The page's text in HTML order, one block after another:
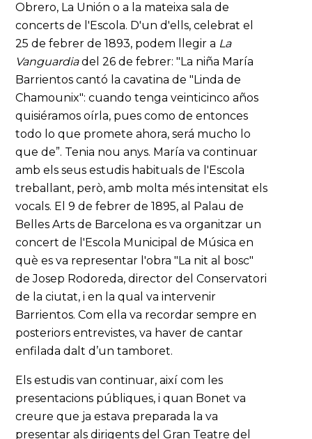
Obrero, La Unión o a la mateixa sala de
concerts de l'Escola. D'un d'ells, celebrat el
25 de febrer de 1893, podem llegir a La
Vanguardiadel 26 de febrer: "La niña María
Barrientos cantó la cavatina de "Linda de
Chamounix": cuando tenga veinticinco años
quisiéramos oírla, pues como de entonces
todo lo que promete ahora, será mucho lo
que de”. Tenia nou anys. María va continuar
amb els seus estudis habituals de l'Escola
treballant, però, amb molta més intensitat els
vocals. El 9 de febrer de 1895, al Palau de
Belles Arts de Barcelona es va organitzar un
concert de l'Escola Municipal de Música en
què es va representar l'obra "La nit al bosc"
de Josep Rodoreda, director del Conservatori
de la ciutat, i en la qual va intervenir
Barrientos. Com ella va recordar sempre en
posteriors entrevistes, va haver de cantar
enfilada dalt d’un tamboret.
Els estudis van continuar, així com les
presentacions públiques, i quan Bonet va
creure que ja estava preparada la va
presentar als dirigents del Gran Teatre del